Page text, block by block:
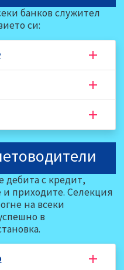
банков служител
си:
дебита с кредит,
и приходите. Селекция
на всеки
в